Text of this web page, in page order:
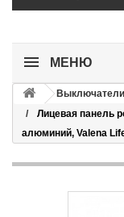
МЕНЮ
Выключатели
Лицевая панель
алюминий, Valena